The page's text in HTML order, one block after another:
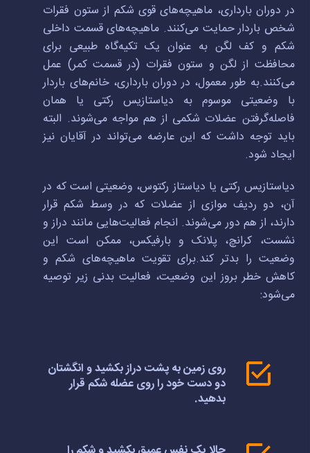
در دوران بارداری، ماهیچه‌های قوی شکم از ستون فقرات
شخص باردار حمایت می‌کنند. ماهیچه‌های قسمت داخلی
شکم و کف لگن به عنوان یک تکیه‌گاه طبیعی برای
محافظت از لگن و ستون فقرات (در قسمت کمر) عمل
می‌کنند.به طور معمول، در دوران بارداری، خانم‌های باردار
با وضعیتی موسوم به دیاستازیس رکتی یا همان
فاصله‌گرفتن عضلات شکمی از هم مواجه می‌شوند. البته
باید توجه داشت که این عارضه می‌تواند در آقایان نیز
ایجاد شود.
دیاستازیس رکتی یا دیاستاز رکتوس، وضعیتی است که در
آن، دو ردیف موازی از عضلات که در وسط شکم قرار
دارند، از هم دور می‌شوند. انجام فعالیت‌هایی مانند دراز و
نشست، کرانچ، پلانک و بارفیکس، ممکن است این
وضعیت را بدتر کند.برای تقویت ماهیچه‌های شکم و
کاهش خطر بروز این وضعیت، فعالیت بدنی زیر توصیه
می‌شود:
روی زمین به پشت دراز بکشید و انگشتان
دو دست خود را روی عضله شکم قرار
بدهید.